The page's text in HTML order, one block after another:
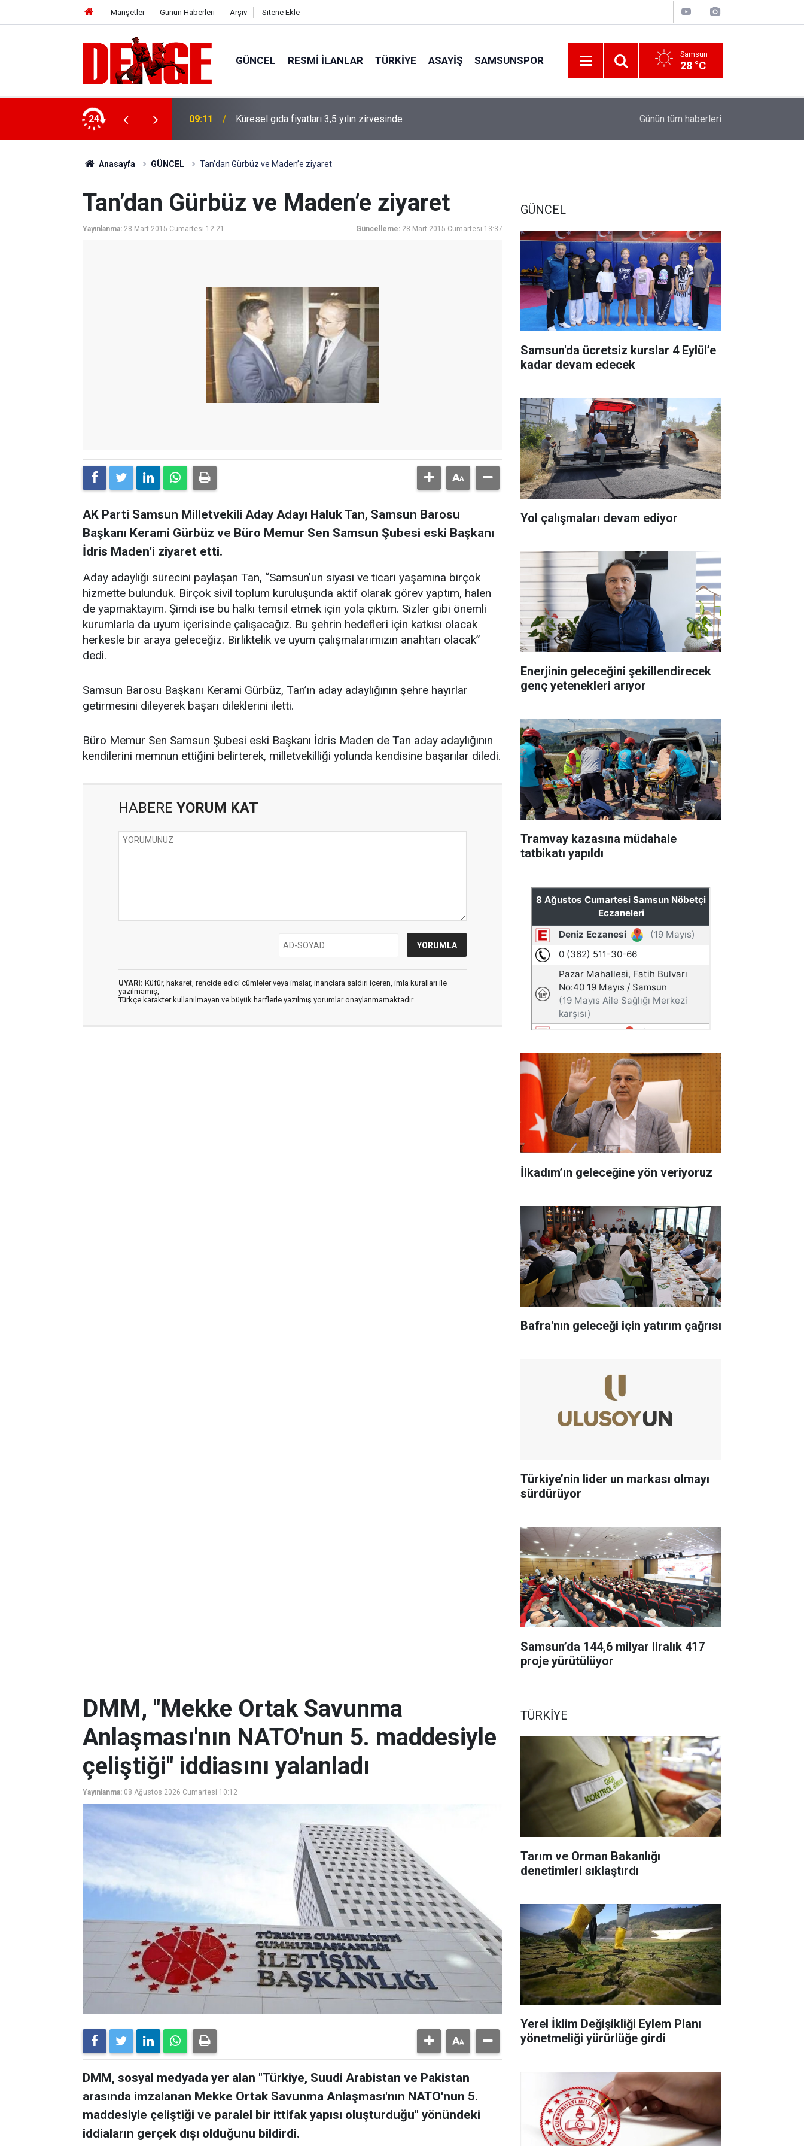
Manşetler Günün Haberleri Arşiv Sitene Ekle
GÜNCEL RESMI İLANLAR TÜRKİYE ASAYİŞ SAMSUNSPOR Samsun
28 °C
24
NATO'nun 5. maddesiyle
09:11 Küresel gıda fiyatları 3,5 yılın zirvesinde 20. Kunduz Yağlı Güreşleri Vezirköprü'de kortej
Günün tüm haberleri
Anasayfa GÜNCEL Tan’dan Gürbüz ve Maden’e ziyaret
Tan’dan Gürbüz ve Maden’e ziyaret
Yayınlanma: 28 Mart 2015 Cumartesi 12:21 Güncelleme: 28 Mart 2015 Cumartesi 13:37
AK Parti Samsun Milletvekili Aday Adayı Haluk Tan, Samsun Barosu
Başkanı Kerami Gürbüz ve Büro Memur Sen Samsun Şubesi eski Başkanı
İdris Maden’i ziyaret etti.
Aday adaylığı sürecini paylaşan Tan, “Samsun’un siyasi ve ticari yaşamına birçok
hizmette bulunduk. Birçok sivil toplum kuruluşunda aktif olarak görev yaptım, halen
de yapmaktayım. Şimdi ise bu halkı temsil etmek için yola çıktım. Sizler gibi önemli
kurumlarla da uyum içerisinde çalışacağız. Bu şehrin hedefleri için katkısı olacak
herkesle bir araya geleceğiz. Birliktelik ve uyum çalışmalarımızın anahtarı olacak”
dedi.
Samsun Barosu Başkanı Kerami Gürbüz, Tan’ın aday adaylığının şehre hayırlar
getirmesini dileyerek başarı dileklerini iletti.
Büro Memur Sen Samsun Şubesi eski Başkanı İdris Maden de Tan aday adaylığının
kendilerini memnun ettiğini belirterek, milletvekilliği yolunda kendisine başarılar diledi.
HABERE YORUM KAT
UYARI: Küfür, hakaret, rencide edici cümleler veya imalar, inançlara saldırı içeren, imla kuralları ile
yazılmamış,
Türkçe karakter kullanılmayan ve büyük harflerle yazılmış yorumlar onaylanmamaktadır.
GÜNCEL
Samsun'da ücretsiz kurslar 4 Eylül’e
kadar devam edecek
Yol çalışmaları devam ediyor
Enerjinin geleceğini şekillendirecek
genç yetenekleri arıyor
Tramvay kazasına müdahale
tatbikatı yapıldı
İlkadım’ın geleceğine yön veriyoruz
Bafra'nın geleceği için yatırım çağrısı
Türkiye’nin lider un markası olmayı
sürdürüyor
Samsun’da 144,6 milyar liralık 417
proje yürütülüyor
DMM, "Mekke Ortak Savunma
Anlaşması'nın NATO'nun 5. maddesiyle
çeliştiği" iddiasını yalanladı
Yayınlanma: 08 Ağustos 2026 Cumartesi 10:12
DMM, sosyal medyada yer alan "Türkiye, Suudi Arabistan ve Pakistan
arasında imzalanan Mekke Ortak Savunma Anlaşması'nın NATO'nun 5.
maddesiyle çeliştiği ve paralel bir ittifak yapısı oluşturduğu" yönündeki
iddiaların gerçek dışı olduğunu bildirdi.
TÜRKİYE
Tarım ve Orman Bakanlığı
denetimleri sıklaştırdı
Yerel İklim Değişikliği Eylem Planı
yönetmeliği yürürlüğe girdi